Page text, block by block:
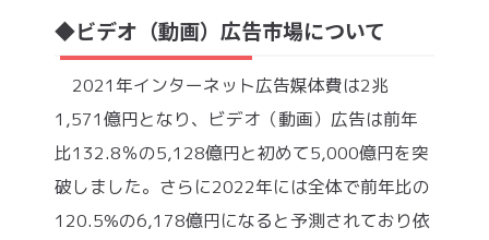
◆ビデオ（動画）広告市場について
2021年インターネット広告媒体費は2兆
1,571億円となり、ビデオ（動画）広告は前年
比132.8％の5,128億円と初めて5,000億円を突
破しました。さらに2022年には全体で前年比の
120.5%の6,178億円になると予測されており依